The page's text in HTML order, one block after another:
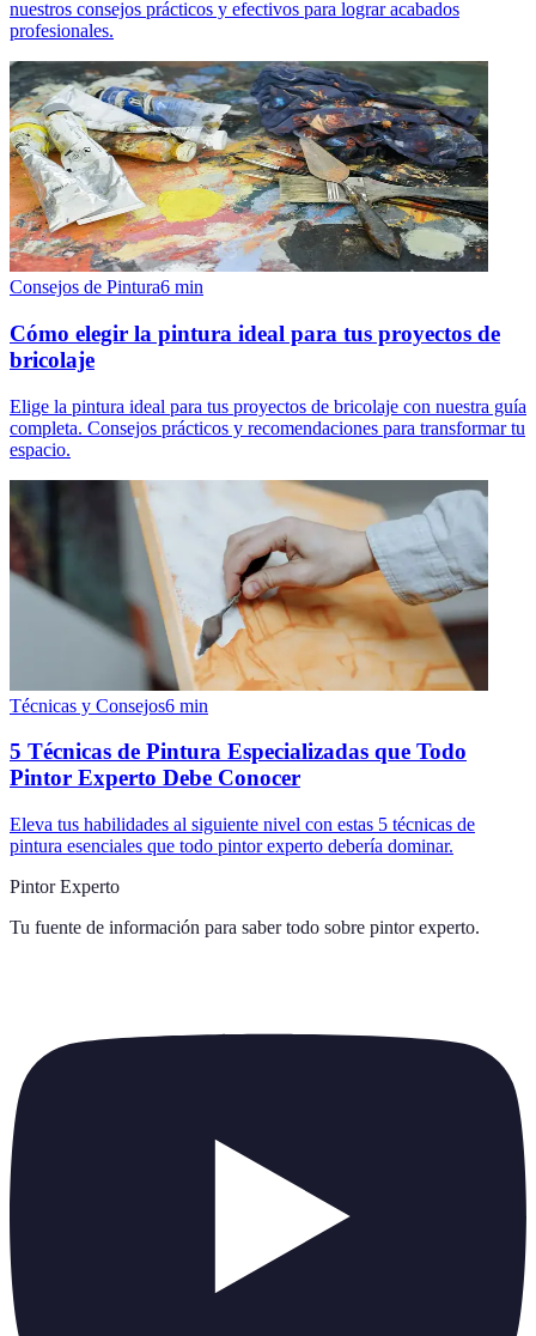
nuestros consejos prácticos y efectivos para lograr acabados
profesionales.
Consejos de Pintura6 min
Cómo elegir la pintura ideal para tus proyectos de
bricolaje
Elige la pintura ideal para tus proyectos de bricolaje con nuestra guía
completa. Consejos prácticos y recomendaciones para transformar tu
espacio.
Técnicas y Consejos6 min
5 Técnicas de Pintura Especializadas que Todo
Pintor Experto Debe Conocer
Eleva tus habilidades al siguiente nivel con estas 5 técnicas de
pintura esenciales que todo pintor experto debería dominar.
Pintor Experto
Tu fuente de información para saber todo sobre pintor experto.